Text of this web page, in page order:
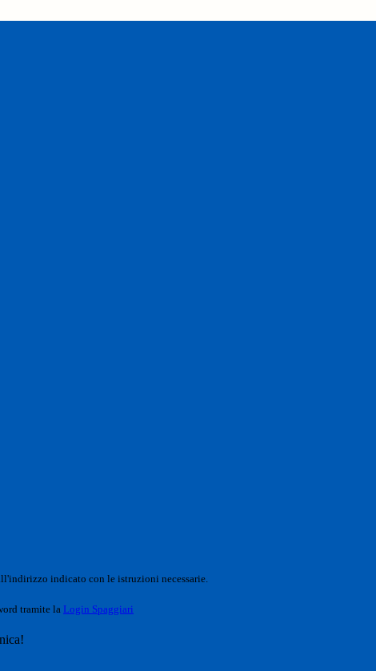
indicato con le istruzioni necessarie.
tramite la Login Spaggiari